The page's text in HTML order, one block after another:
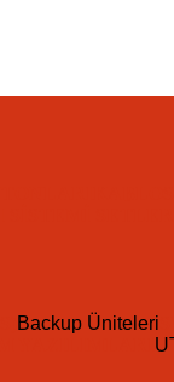
Backup Üniteleri